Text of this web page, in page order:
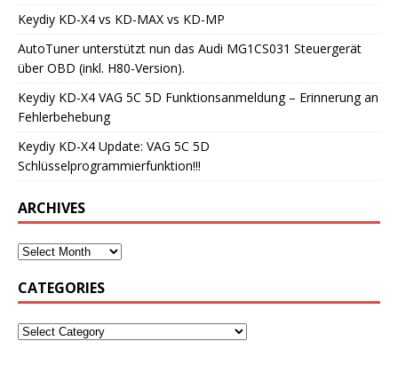
Keydiy KD-X4 vs KD-MAX vs KD-MP
AutoTuner unterstützt nun das Audi MG1CS031 Steuergerät
über OBD (inkl. H80-Version).
Keydiy KD-X4 VAG 5C 5D Funktionsanmeldung – Erinnerung an
Fehlerbehebung
Keydiy KD-X4 Update: VAG 5C 5D
Schlüsselprogrammierfunktion!!!
ARCHIVES
CATEGORIES